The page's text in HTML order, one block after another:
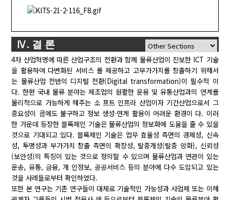
Ⅳ. 결 론
4차 산업혁명에 따른 산업구조의 전환과 함께 물류산업이 진보한 ICT 기술
을 활용하여 다변화된 서비스 를 제공하고 고부가가치를 창출하기 위해서
는 물류산업 전반의 디지털 전환(Digital transformation)이 필수적 이
다. 한편 국내 물류 분야는 제조업의 원활한 운용 및 유통산업과의 연계를
물리적으로 가능하게 해주는 소 프트 인프라 산업이자 기간산업으로서 그
중요성이 큼에도 불구하고 정보 생성·연계 활용이 어려운 환경이 다. 이러
한 가운데 등장한 블록체인 기술은 물류산업의 정보화에 도움을 줄 수 있을
것으로 기대되고 있다. 블록체인 기술은 업무 효율성 측면의 경제성, 신속
성, 투명성과 부가가치 창출 측면의 확장성, 탈중개성(탈중 앙화), 신뢰성
(보안성)의 특징이 있는 것으로 정의할 수 있으며 물류산업과 연관이 있는
운송, 유통, 금융, 개 인정보, 공공서비스 등의 분야에 다수 도입되고 있는
것을 사례들로부터 확인하였다.
또한 본 연구는 기존 연구들이 대체로 기술적인 가능성과 사업체 또는 이해